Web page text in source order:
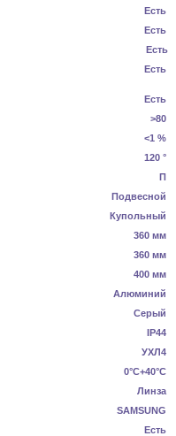
Есть
Есть
Есть
Есть
Есть
>80
<1 %
120 °
П
Подвесной
Купольный
360 мм
360 мм
400 мм
Алюминий
Серый
IP44
УХЛ4
0°C+40°C
Линза
SAMSUNG
Есть